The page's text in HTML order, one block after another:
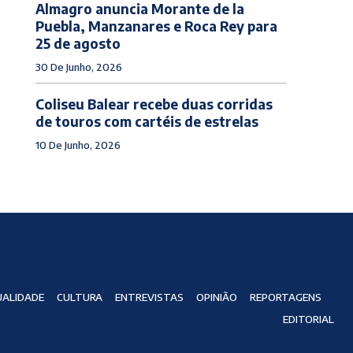
Almagro anuncia Morante de la
Puebla, Manzanares e Roca Rey para
25 de agosto
30 De Junho, 2026
Coliseu Balear recebe duas corridas
de touros com cartéis de estrelas
10 De Junho, 2026
CULTURA ENTREVISTAS OPINIÃO
REPORTAGENS
EDITORIAL